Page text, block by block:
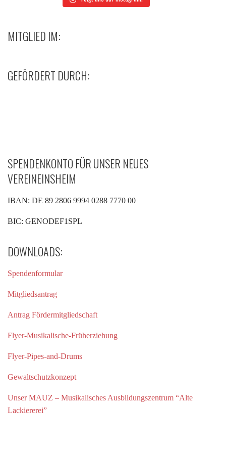
MITGLIED IM:
GEFÖRDERT DURCH:
SPENDENKONTO FÜR UNSER NEUES
VEREINEINSHEIM
IBAN: DE 89 2806 9994 0288 7770 00
BIC: GENODEF1SPL
DOWNLOADS:
Spendenformular
Mitgliedsantrag
Antrag Fördermitgliedschaft
Flyer-Musikalische-Früherziehung
Flyer-Pipes-and-Drums
Gewaltschutzkonzept
Unser MAUZ – Musikalisches Ausbildungszentrum “Alte
Lackiererei”